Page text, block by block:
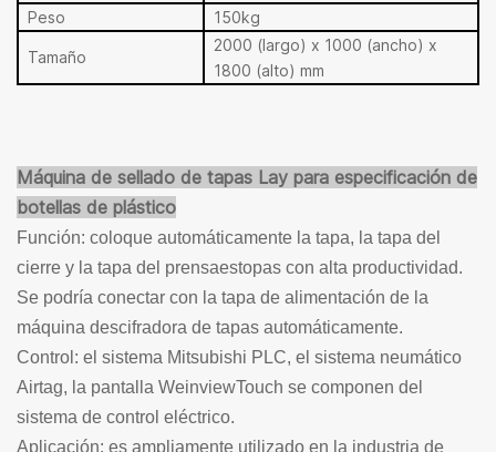
Peso 150kg
Tamaño
2000 (largo) x 1000 (ancho) x
1800 (alto) mm
Máquina de sellado de tapas Lay para especificación de
botellas de plástico
Función: coloque automáticamente la tapa, la tapa del
cierre y la tapa del prensaestopas con alta productividad.
Se podría conectar con la tapa de alimentación de la
máquina descifradora de tapas automáticamente.
Control: el sistema Mitsubishi PLC, el sistema neumático
Airtag, la pantalla WeinviewTouch se componen del
sistema de control eléctrico.
Aplicación: es ampliamente utilizado en la industria de